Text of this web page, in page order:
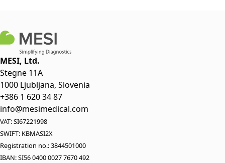
MESI, Ltd.
Stegne 11A
1000 Ljubljana, Slovenia
+386 1 620 34 87
info@mesimedical.com
VAT: SI67221998
SWIFT: KBMASI2X
Registration no.: 3844501000
IBAN: SI56 0400 0027 7670 492